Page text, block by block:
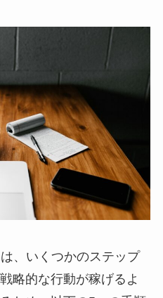
、いくつかのステップ
略的な行動が稼げるよ